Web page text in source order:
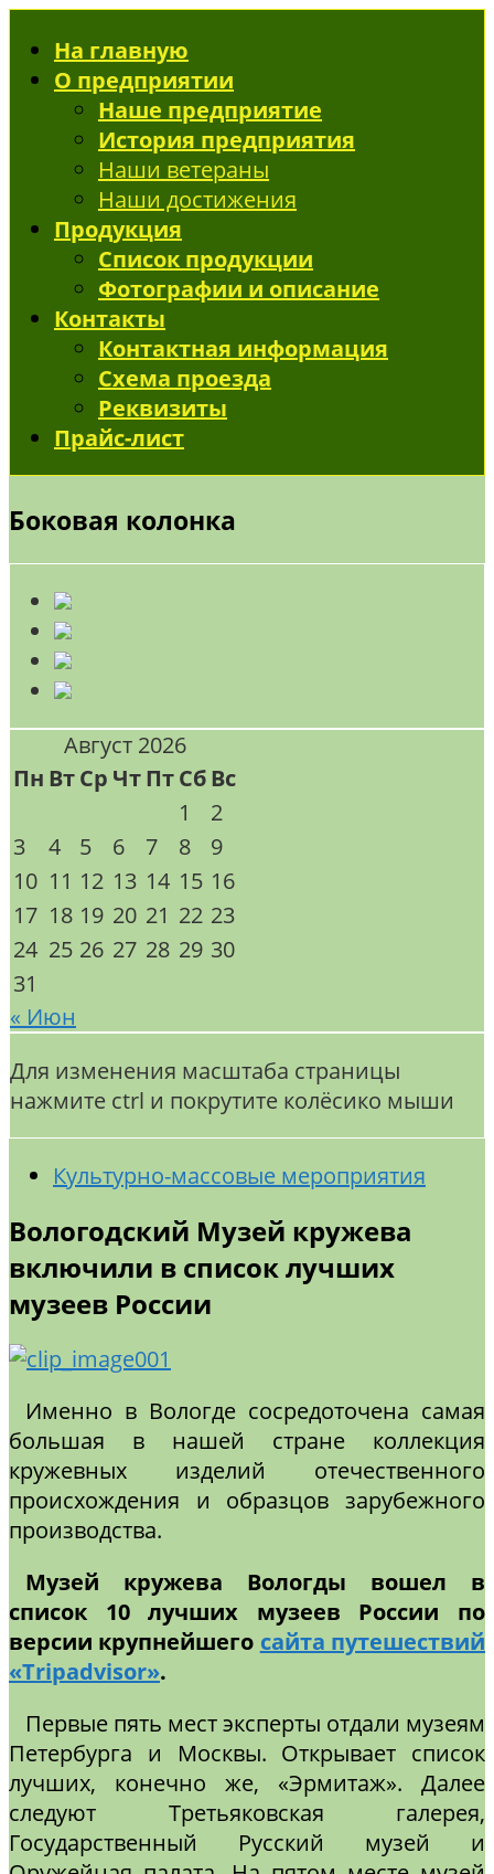
На главную
О предприятии
Наше предприятие
История предприятия
Наши ветераны
Наши достижения
Продукция
Список продукции
Фотографии и описание
Контакты
Контактная информация
Схема проезда
Реквизиты
Прайс-лист
Боковая колонка
Август 2026
Пн ВтСр ЧтПтСбВс
1
2
3
4 5 6 7 8
9
10 11 12 13 14 15 16
17 18 19 20 21 22 23
24 25 26 27 28 29 30
31
« Июн
Для изменения масштаба страницы
нажмите ctrl и покрутите колёсико мыши
Культурно-массовые мероприятия
Вологодский Музей кружева
включили в список лучших
музеев России
Именно в Вологде сосредоточена самая
большая в нашей стране коллекция
кружевных изделий отечественного
происхождения и образцов зарубежного
производства.
Музей кружева Вологды вошел в
список 10 лучших музеев России по
версии крупнейшего сайта путешествий
«Tripadvisor».
Первые пять мест эксперты отдали музеям
Петербурга и Москвы. Открывает список
лучших, конечно же, «Эрмитаж». Далее
следуют Третьяковская галерея,
Государственный Русский музей и